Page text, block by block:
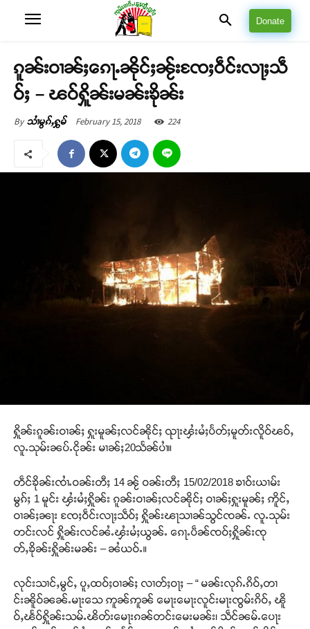
Donate
ၵူၼ်းဝၢၼ်ႈၵေႃႉၼိုင်ႈၼႂ်းၸႄႈဝဵင်းလႃႈသဵ
ဝ်ႈ – ၽဝ်ႁိူၼ်းမၼ်းၶိုၼ်း
By သၢႆမွၵ်ႇႁွမ် February 15, 2018 224
ႁိူၼ်းၵူၼ်းဝၢၼ်ႈ ႁူးမူၼ်ႈလင်ၼိုင်ႈ ၺႃးၾႆးမႆႈပႅတ်ႈမူတ်းလိူဝ်ၽဝ်ႇ
လူႉသုမ်းၼပ်ႉငိုၼ်း မၢၼ်ႈ20သႅၼ်ပၢႆ။
တဵင်ၶိုၼ်းၸၢႆႉဝၼ်းတီႈ 14 ၼႂ် ဝၼ်းတီႈ 15/02/2018 ၶၢဝ်းယၢမ်း
မွၵ်ႈ 1 မူင်း ၾႆးမႆႈႁိူၼ်း ၵူၼ်းဝၢၼ်ႈလင်ၼိုင်ႈ ဝၢၼ်ႈႁူးမူၼ်ႈ ဢိူင်ႇ
ဝၢၼ်ႈၼႃး ၸႄႈဝဵင်းလႃႈသဵဝ်ႈ ႁိူၼ်းၽႃသၢၼ်သွင်ၸၼ်ႉ လူႉသုမ်း
တင်းလင် ႁိူၼ်းလင်ၼႆႉၾႆးမႆႈယွၼ်ႉ ၵေႃႉပဵၼ်ၸဝ်ႈႁိူၼ်းၸု
တ်ႇၶိုၼ်းႁိူၼ်းမၼ်း – ၼႆယဝ်ႉ။
လုင်းသၢင်ႇမွင်ႇ ပူႇထဝ်ႈဝၢၼ်ႈ လၢတ်ႈဝႃႈ – “ မၼ်းလုၵ်ႉၵိဝ်ႇတၢ
င်းၼိူဝ်ၼၼ်ႉမႃးသေ ဢူၼ်ဢူၼ် မေႃးမေႃးလူင်းမႃးၸွမ်းၵိဝ်ႇ ၽိူ
ဝ်ႇၽႅဝ်ႁိူၼ်းသမ်ႉၽိတ်းမေႃးၵၼ်တင်းမေးမၼ်း၊ သဵင်ၼမ်ႉပေႃး